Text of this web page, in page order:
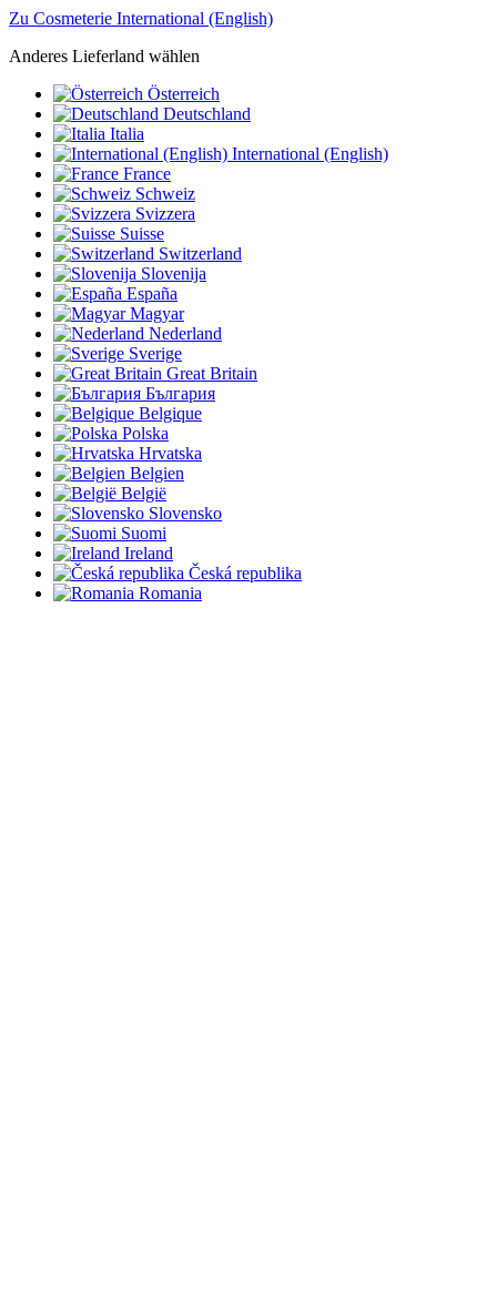
Zu Cosmeterie International (English)
Anderes Lieferland wählen
Österreich
Deutschland
Italia
International (English)
France
Schweiz
Svizzera
Suisse
Switzerland
Slovenija
España
Magyar
Nederland
Sverige
Great Britain
България
Belgique
Polska
Hrvatska
Belgien
België
Slovensko
Suomi
Ireland
Česká republika
Romania